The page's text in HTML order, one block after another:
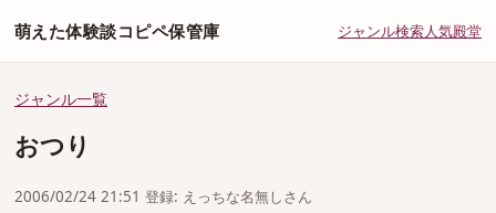
萌えた体験談コピペ保管庫 ジャンル検索人気殿堂
ジャンル一覧
おつり
2006/02/24 21:51 登録: えっちな名無しさん